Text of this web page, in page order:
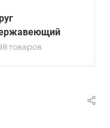
товаров